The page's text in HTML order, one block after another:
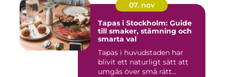
07. nov
Tapas i Stockholm: Guide
till smaker, stämning och
smarta val
Tapas i huvudstaden har
blivit ett naturligt sätt att
umgås över små rätt...